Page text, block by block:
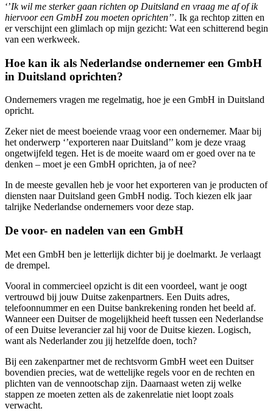
‘’Ik wil me sterker gaan richten op Duitsland en vraag me af of ik
hiervoor een GmbH zou moeten oprichten’’. Ik ga rechtop zitten en
er verschijnt een glimlach op mijn gezicht: Wat een schitterend begin
van een werkweek.
Hoe kan ik als Nederlandse ondernemer een GmbH
in Duitsland oprichten?
Ondernemers vragen me regelmatig, hoe je een GmbH in Duitsland
opricht.
Zeker niet de meest boeiende vraag voor een ondernemer. Maar bij
het onderwerp ‘’exporteren naar Duitsland’’ kom je deze vraag
ongetwijfeld tegen. Het is de moeite waard om er goed over na te
denken – moet je een GmbH oprichten, ja of nee?
In de meeste gevallen heb je voor het exporteren van je producten of
diensten naar Duitsland geen GmbH nodig. Toch kiezen elk jaar
talrijke Nederlandse ondernemers voor deze stap.
De voor- en nadelen van een GmbH
Met een GmbH ben je letterlijk dichter bij je doelmarkt. Je verlaagt
de drempel.
Vooral in commercieel opzicht is dit een voordeel, want je oogt
vertrouwd bij jouw Duitse zakenpartners. Een Duits adres,
telefoonnummer en een Duitse bankrekening ronden het beeld af.
Wanneer een Duitser de mogelijkheid heeft tussen een Nederlandse
of een Duitse leverancier zal hij voor de Duitse kiezen. Logisch,
want als Nederlander zou jij hetzelfde doen, toch?
Bij een zakenpartner met de rechtsvorm GmbH weet een Duitser
bovendien precies, wat de wettelijke regels voor en de rechten en
plichten van de vennootschap zijn. Daarnaast weten zij welke
stappen ze moeten zetten als de zakenrelatie niet loopt zoals
verwacht.